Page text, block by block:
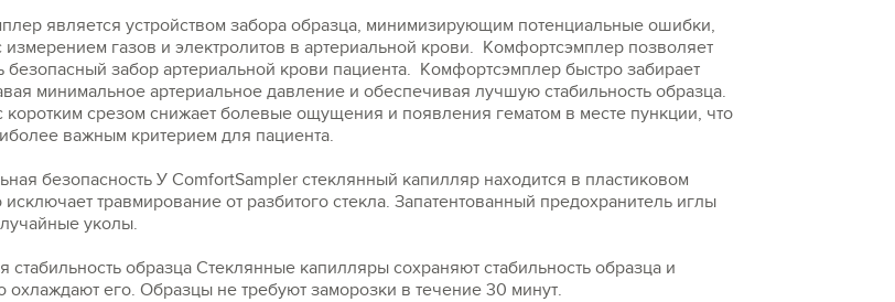
является устройством забора образца, минимизирующим потенциальные ошибки,
измерением газов и электролитов в артериальной крови. Комфортсэмплер позволяет
безопасный забор артериальной крови пациента. Комфортсэмплер быстро забирает
минимальное артериальное давление и обеспечивая лучшую стабильность образца.
коротким срезом снижает болевые ощущения и появления гематом в месте пункции, что
важным критерием для пациента.
безопасность У ComfortSampler стеклянный капилляр находится в пластиковом
исключает травмирование от разбитого стекла. Запатентованный предохранитель иглы
уколы.
стабильность образца Стеклянные капилляры сохраняют стабильность образца и
охлаждают его. Образцы не требуют заморозки в течение 30 минут.